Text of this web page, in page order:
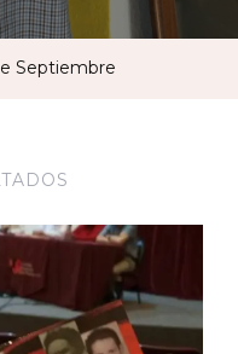
Septiembre